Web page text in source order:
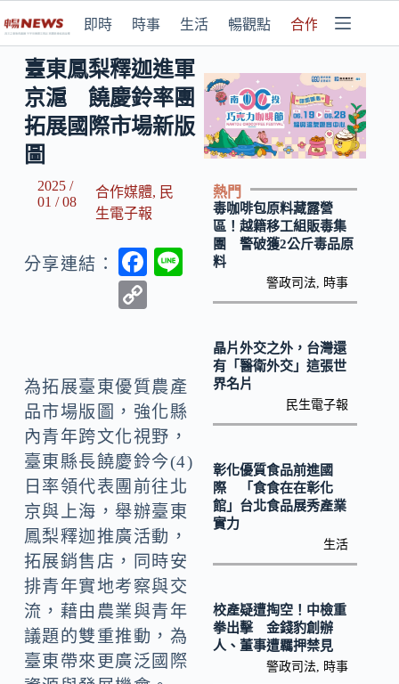
即時 時事 生活 暢觀點 合作媒體
臺東鳳梨釋迦進軍
京滬 饒慶鈴率團
拓展國際市場新版
圖
2025 /
01 / 08
合作媒體, 民
生電子報
分享連結：
F
o
o
k
y
Li
n
k
為拓展臺東優質農產
品市場版圖，強化縣
內青年跨文化視野，
臺東縣長饒慶鈴今(4)
日率領代表團前往北
京與上海，舉辦臺東
鳳梨釋迦推廣活動，
拓展銷售店，同時安
排青年實地考察與交
流，藉由農業與青年
議題的雙重推動，為
臺東帶來更廣泛國際
熱門
毒咖啡包原料藏露營
區！越籍移工組販毒集
團 警破獲2公斤毒品原
料
警政司法 時事
晶片外交之外，台灣還
有「醫衛外交」這張世
界名片
民生電子報
彰化優質食品前進國
際 「食食在在彰化
館」台北食品展秀產業
實力
生活
校產疑遭掏空！中檢重
拳出擊 金錢豹創辦
人、董事遭羈押禁見
警政司法 時事